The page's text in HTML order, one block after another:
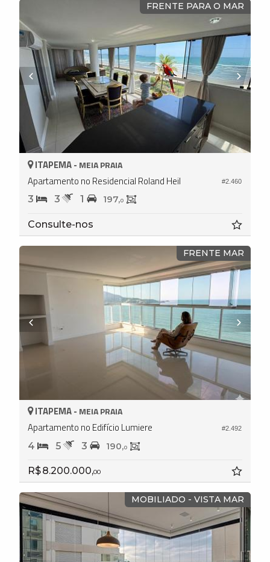
FRENTE PARA O MAR
#2.460
ITAPEMA - MEIA PRAIA
Apartamento no Residencial Roland Heil
3 3 1 197,0
Consulte-nos
FRENTE MAR
#2.492
ITAPEMA - MEIA PRAIA
Apartamento no Edifício Lumiere
4 5 3 190,0
R$ 8.200.000,00
MOBILIADO - VISTA MAR